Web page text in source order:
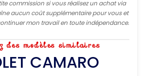
commission si vous réalisez un achat via
aucun coût supplémentaire pour vous et
mon travail en toute indépendance.
des modèles similaires
CAMARO